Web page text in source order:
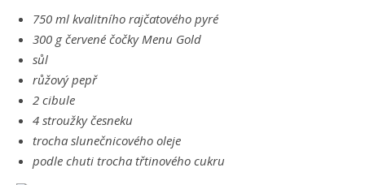
750 ml kvalitního rajčatového pyré
300 g červené čočky Menu Gold
sůl
růžový pepř
2 cibule
4 stroužky česneku
trocha slunečnicového oleje
podle chuti trocha třtinového cukru